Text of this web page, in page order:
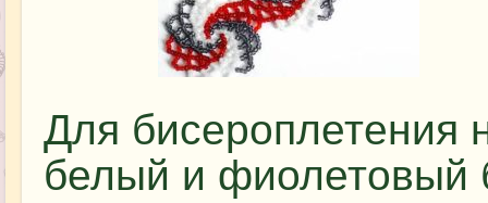
Для бисероплетения
белый и фиолетовый